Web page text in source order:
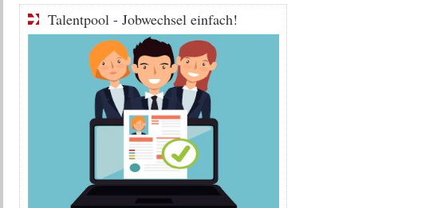
Talentpool - Jobwechsel einfach!